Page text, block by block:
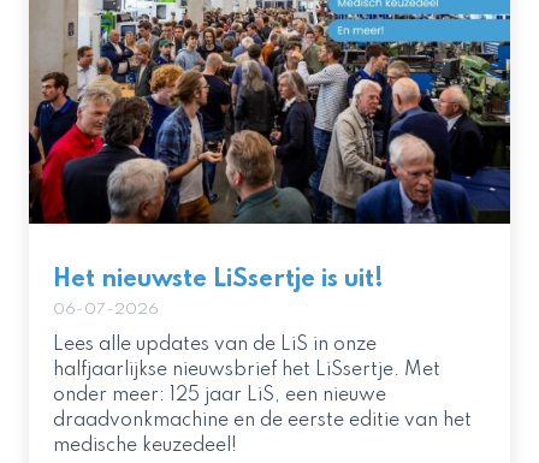
Het nieuwste LiSsertje is uit!
06-07-2026
Lees alle updates van de LiS in onze
halfjaarlijkse nieuwsbrief het LiSsertje. Met
onder meer: 125 jaar LiS, een nieuwe
draadvonkmachine en de eerste editie van het
medische keuzedeel!